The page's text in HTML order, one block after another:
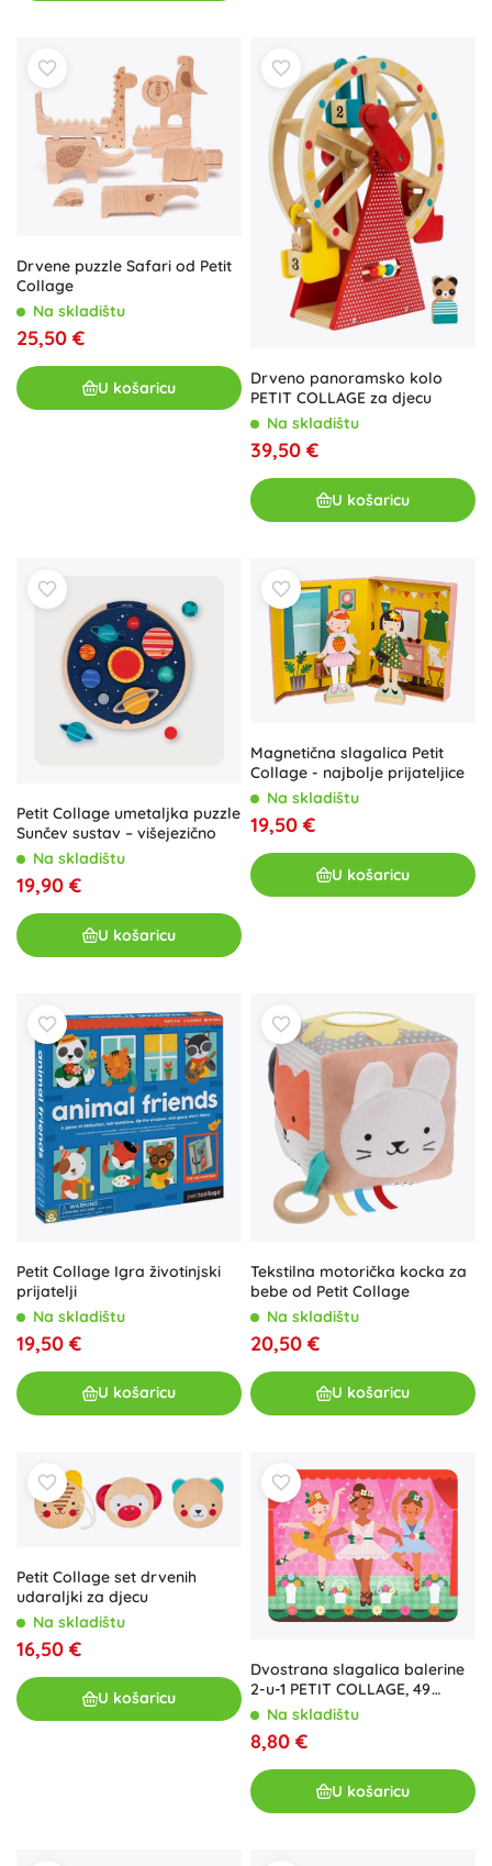
Drvene puzzle Safari od Petit
Collage
Na skladištu
25,50 €
U košaricu
Drveno panoramsko kolo
PETIT COLLAGE za djecu
Na skladištu
39,50 €
U košaricu
Petit Collage umetaljka puzzle
Sunčev sustav – višejezično
Na skladištu
19,90 €
U košaricu
Magnetična slagalica Petit
Collage - najbolje prijateljice
Na skladištu
19,50 €
U košaricu
Petit Collage Igra životinjski
prijatelji
Na skladištu
19,50 €
U košaricu
Tekstilna motorička kocka za
bebe od Petit Collage
Na skladištu
20,50 €
U košaricu
Petit Collage set drvenih
udaraljki za djecu
Na skladištu
16,50 €
U košaricu
Dvostrana slagalica balerine
2-u-1 PETIT COLLAGE, 49
dijelova
Na skladištu
8,80 €
U košaricu